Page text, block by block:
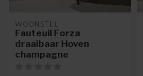
WOONSTIJL
Fauteuil Forza
draaibaar Hoven
champagne